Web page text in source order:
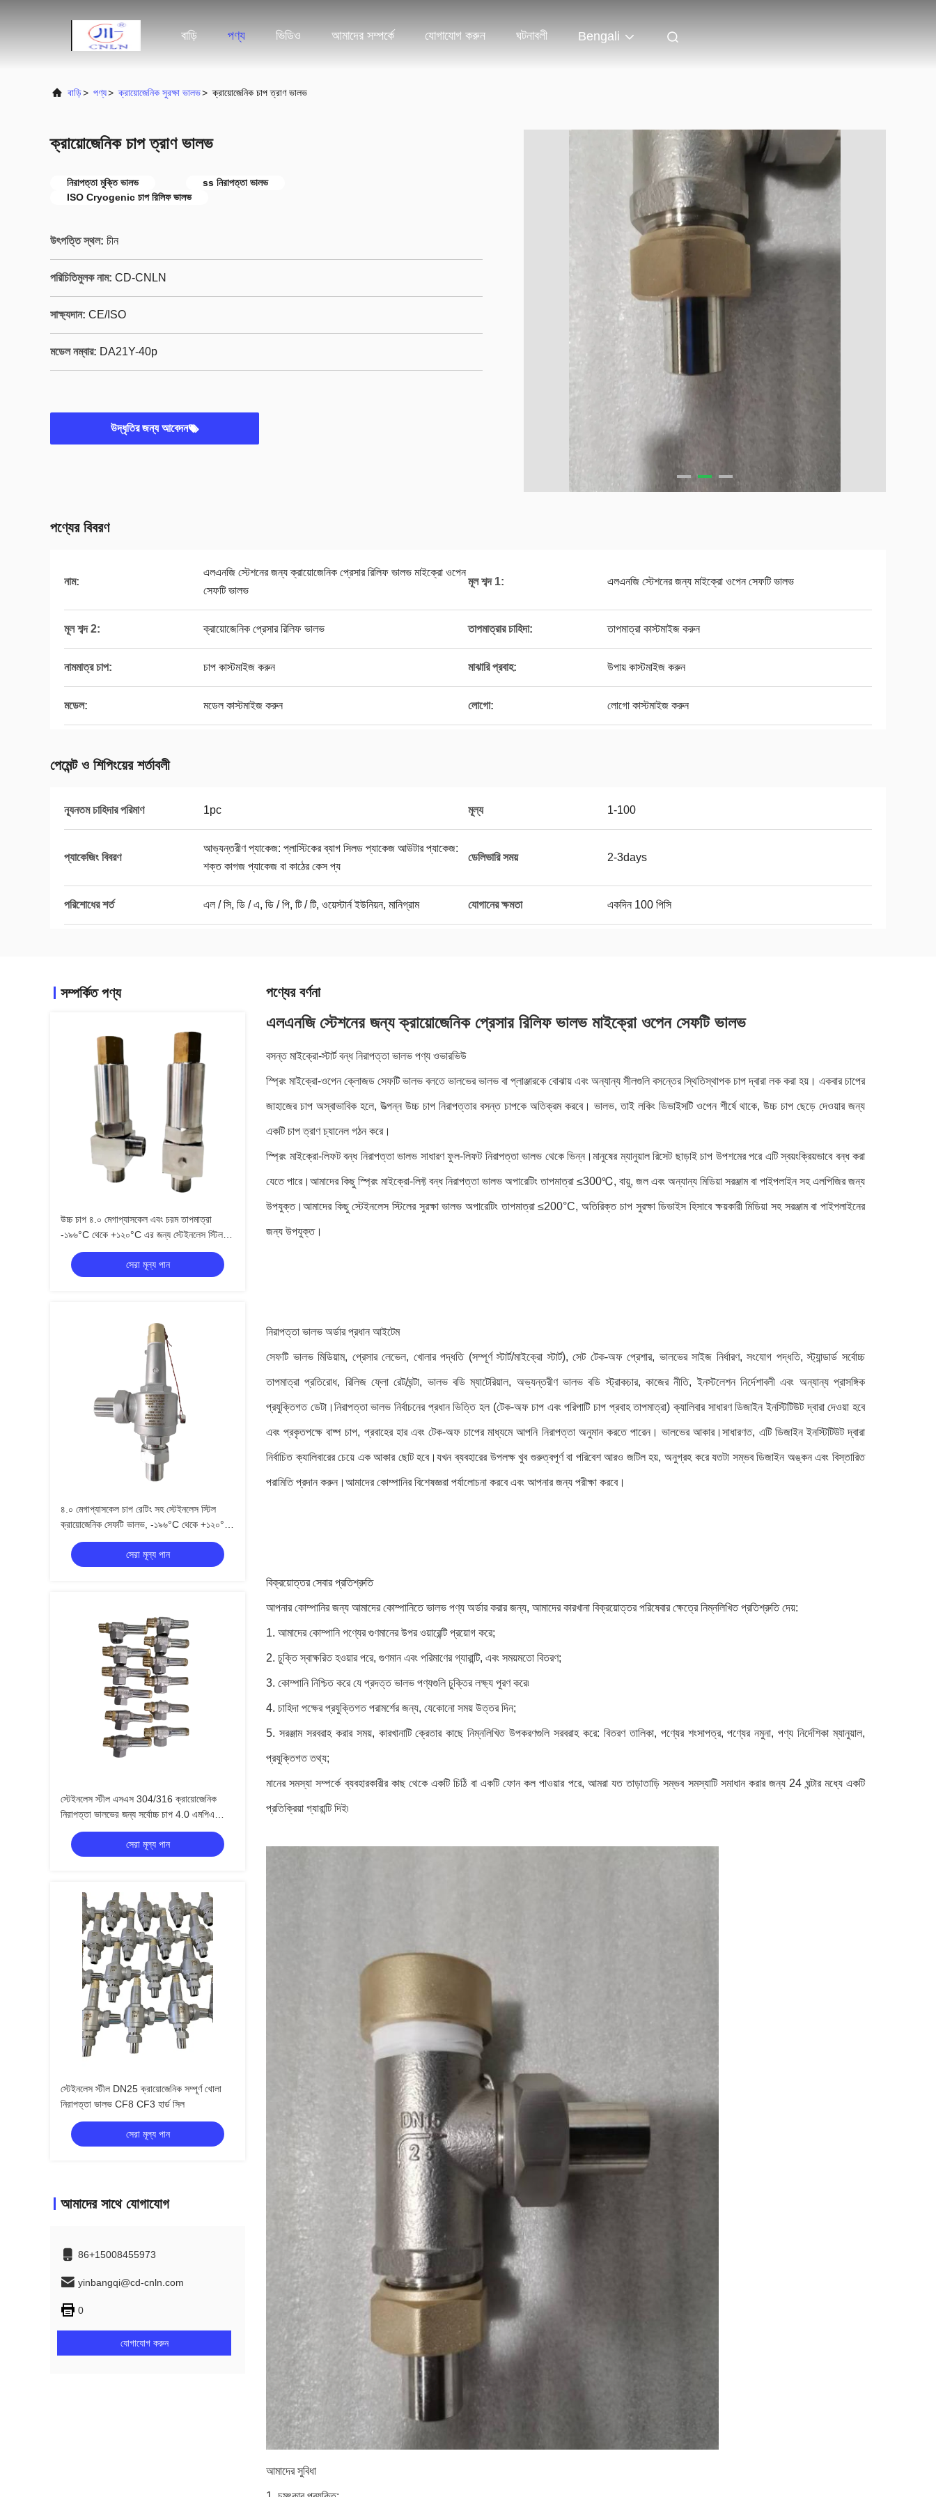
বাড়ি পণ্য ভিডিও আমাদের সম্পর্কে যোগাযোগ করুন ঘটনাবলী Bengali
বাড়ি> পণ্য> ক্রায়োজেনিক সুরক্ষা ভালভ> ক্রায়োজেনিক চাপ ত্রাণ ভালভ
ক্রায়োজেনিক চাপ ত্রাণ ভালভ
নিরাপত্তা মুক্তি ভালভ
ss নিরাপত্তা ভালভ
ISO Cryogenic চাপ রিলিফ ভালভ
উৎপত্তি স্থল: চীন
পরিচিতিমুলক নাম: CD-CNLN
সাক্ষ্যদান: CE/ISO
মডেল নম্বার: DA21Y-40p
উদ্ধৃতির জন্য আবেদন
পণ্যের বিবরণ
নাম:
এলএনজি স্টেশনের জন্য ক্রায়োজেনিক প্রেসার রিলিফ ভালভ মাইক্রো ওপেন
সেফটি ভালভ
মূল শব্দ 1: এলএনজি স্টেশনের জন্য মাইক্রো ওপেন সেফটি ভালভ
মূল শব্দ 2: ক্রায়োজেনিক প্রেসার রিলিফ ভালভ তাপমাত্রার চাহিদা: তাপমাত্রা কাস্টমাইজ করুন
নামমাত্র চাপ: চাপ কাস্টমাইজ করুন মাঝারি প্রবাহ: উপায় কাস্টমাইজ করুন
মডেল: মডেল কাস্টমাইজ করুন লোগো: লোগো কাস্টমাইজ করুন
পেমেন্ট ও শিপিংয়ের শর্তাবলী
ন্যূনতম চাহিদার পরিমাণ 1pc মূল্য 1-100
প্যাকেজিং বিবরণ
আভ্যন্তরীণ প্যাকেজ: প্লাস্টিকের ব্যাগ সিলড প্যাকেজ আউটার প্যাকেজ:
শক্ত কাগজ প্যাকেজ বা কাঠের কেস প্য
ডেলিভারি সময় 2-3days
পরিশোধের শর্ত এল / সি, ডি / এ, ডি / পি, টি / টি, ওয়েস্টার্ন ইউনিয়ন, মানিগ্রাম যোগানের ক্ষমতা একদিন 100 পিসি
সম্পর্কিত পণ্য
উচ্চ চাপ ৪.০ মেগাপ্যাসকেল এবং চরম তাপমাত্রা
-১৯৬°C থেকে +১২০°C এর জন্য স্টেইনলেস স্টিল
ক্রায়োজেনিক সেফটি ভালভ
সেরা মূল্য পান
৪.০ মেগাপ্যাসকেল চাপ রেটিং সহ স্টেইনলেস স্টিল
ক্রায়োজেনিক সেফটি ভালভ, -১৯৬°C থেকে +১২০°C
অ্যাপ্লিকেশনের জন্য
সেরা মূল্য পান
স্টেইনলেস স্টীল এসএস 304/316 ক্রায়োজেনিক
নিরাপত্তা ভালভের জন্য সর্বোচ্চ চাপ 4.0 এমপিএ
-196 °C থেকে +120 °C তাপমাত্রা পরিসীমা
সেরা মূল্য পান
স্টেইনলেস স্টীল DN25 ক্রায়োজেনিক সম্পূর্ণ খোলা
নিরাপত্তা ভালভ CF8 CF3 হার্ড সিল
সেরা মূল্য পান
আমাদের সাথে যোগাযোগ
86+15008455973
yinbangqi@cd-cnln.com
0
যোগাযোগ করুন
পণ্যের বর্ণনা
এলএনজি স্টেশনের জন্য ক্রায়োজেনিক প্রেসার রিলিফ ভালভ মাইক্রো ওপেন সেফটি ভালভ
বসন্ত মাইক্রো-স্টার্ট বন্ধ নিরাপত্তা ভালভ পণ্য ওভারভিউ
স্প্রিং মাইক্রো-ওপেন ক্লোজড সেফটি ভালভ বলতে ভালভের ভালভ বা প্লাঞ্জারকে বোঝায় এবং অন্যান্য সীলগুলি বসন্তের স্থিতিস্থাপক চাপ দ্বারা লক করা হয়। একবার চাপের
জাহাজের চাপ অস্বাভাবিক হলে, উত্পন্ন উচ্চ চাপ নিরাপত্তার বসন্ত চাপকে অতিক্রম করবে। ভালভ, তাই লকিং ডিভাইসটি ওপেন শীর্ষে থাকে, উচ্চ চাপ ছেড়ে দেওয়ার জন্য
একটি চাপ ত্রাণ চ্যানেল গঠন করে।
স্প্রিং মাইক্রো-লিফট বন্ধ নিরাপত্তা ভালভ সাধারণ ফুল-লিফট নিরাপত্তা ভালভ থেকে ভিন্ন।মানুষের ম্যানুয়াল রিসেট ছাড়াই চাপ উপশমের পরে এটি স্বয়ংক্রিয়ভাবে বন্ধ করা
যেতে পারে।আমাদের কিছু স্প্রিং মাইক্রো-লিফ্ট বন্ধ নিরাপত্তা ভালভ অপারেটিং তাপমাত্রা ≤300℃, বায়ু, জল এবং অন্যান্য মিডিয়া সরঞ্জাম বা পাইপলাইন সহ এলপিজির জন্য
উপযুক্ত।আমাদের কিছু স্টেইনলেস স্টিলের সুরক্ষা ভালভ অপারেটিং তাপমাত্রা ≤200°C, অতিরিক্ত চাপ সুরক্ষা ডিভাইস হিসাবে ক্ষয়কারী মিডিয়া সহ সরঞ্জাম বা পাইপলাইনের
জন্য উপযুক্ত।
নিরাপত্তা ভালভ অর্ডার প্রধান আইটেম
সেফটি ভালভ মিডিয়াম, প্রেসার লেভেল, খোলার পদ্ধতি (সম্পূর্ণ স্টার্ট/মাইক্রো স্টার্ট), সেট টেক-অফ প্রেশার, ভালভের সাইজ নির্ধারণ, সংযোগ পদ্ধতি, স্ট্যান্ডার্ড সর্বোচ্চ
তাপমাত্রা প্রতিরোধ, রিলিজ ফ্লো রেট/ঘন্টা, ভালভ বডি ম্যাটেরিয়াল, অভ্যন্তরীণ ভালভ বডি স্ট্রাকচার, কাজের নীতি, ইনস্টলেশন নির্দেশাবলী এবং অন্যান্য প্রাসঙ্গিক
প্রযুক্তিগত ডেটা।নিরাপত্তা ভালভ নির্বাচনের প্রধান ভিত্তি হল (টেক-অফ চাপ এবং পরিপাটি চাপ প্রবাহ তাপমাত্রা) ক্যালিবার সাধারণ ডিজাইন ইনস্টিটিউট দ্বারা দেওয়া হবে
এবং প্রকৃতপক্ষে বাষ্প চাপ, প্রবাহের হার এবং টেক-অফ চাপের মাধ্যমে আপনি নিরাপত্তা অনুমান করতে পারেন। ভালভের আকার।সাধারণত, এটি ডিজাইন ইনস্টিটিউট দ্বারা
নির্বাচিত ক্যালিবারের চেয়ে এক আকার ছোট হবে।যখন ব্যবহারের উপলক্ষ খুব গুরুত্বপূর্ণ বা পরিবেশ আরও জটিল হয়, অনুগ্রহ করে যতটা সম্ভব ডিজাইন অঙ্কন এবং বিস্তারিত
পরামিতি প্রদান করুন।আমাদের কোম্পানির বিশেষজ্ঞরা পর্যালোচনা করবে এবং আপনার জন্য পরীক্ষা করবে।
বিক্রয়োত্তর সেবার প্রতিশ্রুতি
আপনার কোম্পানির জন্য আমাদের কোম্পানিতে ভালভ পণ্য অর্ডার করার জন্য, আমাদের কারখানা বিক্রয়োত্তর পরিষেবার ক্ষেত্রে নিম্নলিখিত প্রতিশ্রুতি দেয়:
1. আমাদের কোম্পানি পণ্যের গুণমানের উপর ওয়ারেন্টি প্রয়োগ করে;
2. চুক্তি স্বাক্ষরিত হওয়ার পরে, গুণমান এবং পরিমাণের গ্যারান্টি, এবং সময়মতো বিতরণ;
3. কোম্পানি নিশ্চিত করে যে প্রদত্ত ভালভ পণ্যগুলি চুক্তির লক্ষ্য পূরণ করে৷
4. চাহিদা পক্ষের প্রযুক্তিগত পরামর্শের জন্য, যেকোনো সময় উত্তর দিন;
5. সরঞ্জাম সরবরাহ করার সময়, কারখানাটি ক্রেতার কাছে নিম্নলিখিত উপকরণগুলি সরবরাহ করে: বিতরণ তালিকা, পণ্যের শংসাপত্র, পণ্যের নমুনা, পণ্য নির্দেশিকা ম্যানুয়াল,
প্রযুক্তিগত তথ্য;
মানের সমস্যা সম্পর্কে ব্যবহারকারীর কাছ থেকে একটি চিঠি বা একটি ফোন কল পাওয়ার পরে, আমরা যত তাড়াতাড়ি সম্ভব সমস্যাটি সমাধান করার জন্য 24 ঘন্টার মধ্যে একটি
প্রতিক্রিয়া গ্যারান্টি দিই৷
আমাদের সুবিধা